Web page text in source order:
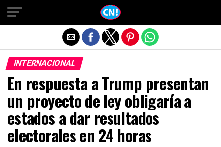
INTERNACIONAL
En respuesta a Trump presentan
un proyecto de ley obligaría a
estados a dar resultados
electorales en 24 horas
Salir de la versión móvil